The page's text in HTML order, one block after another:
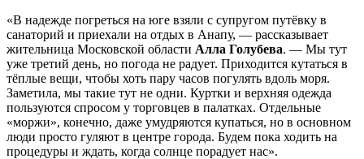
«В надежде погреться на юге взяли с супругом путёвку в
санаторий и приехали на отдых в Анапу, — рассказывает
жительница Московской области Алла Голубева. — Мы тут
уже третий день, но погода не радует. Приходится кутаться в
тёплые вещи, чтобы хоть пару часов погулять вдоль моря.
Заметила, мы такие тут не одни. Куртки и верхняя одежда
пользуются спросом у торговцев в палатках. Отдельные
«моржи», конечно, даже умудряются купаться, но в основном
люди просто гуляют в центре города. Будем пока ходить на
процедуры и ждать, когда солнце порадует нас».